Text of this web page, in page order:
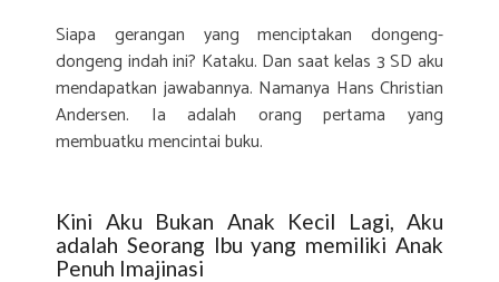
Siapa gerangan yang menciptakan dongeng-
dongeng indah ini? Kataku. Dan saat kelas 3 SD aku
mendapatkan jawabannya. Namanya Hans Christian
Andersen. Ia adalah orang pertama yang
membuatku mencintai buku.
Kini Aku Bukan Anak Kecil Lagi, Aku
adalah Seorang Ibu yang memiliki Anak
Penuh Imajinasi